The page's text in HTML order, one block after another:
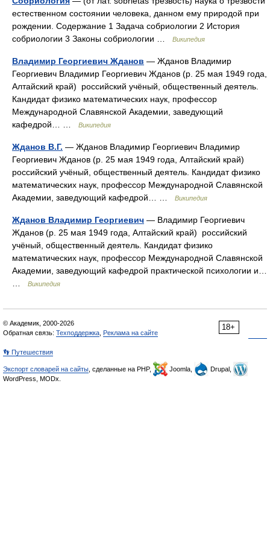
естественном состоянии человека, данном ему природой при
рождении. Содержание 1 Задача собриологии 2 История
собриологии 3 Законы собриологии …
Википедия
Владимир Георгиевич Жданов — Жданов Владимир
Георгиевич Владимир Георгиевич Жданов (р. 25 мая 1949 года,
Алтайский край) российский учёный, общественный деятель.
Кандидат физико математических наук, профессор
Международной Славянской Академии, заведующий
кафедрой… …
Википедия
Жданов В.Г. — Жданов Владимир Георгиевич Владимир
Георгиевич Жданов (р. 25 мая 1949 года, Алтайский край)
российский учёный, общественный деятель. Кандидат физико
математических наук, профессор Международной Славянской
Академии, заведующий кафедрой… …
Википедия
Жданов Владимир Георгиевич — Владимир Георгиевич
Жданов (р. 25 мая 1949 года, Алтайский край) российский
учёный, общественный деятель. Кандидат физико
математических наук, профессор Международной Славянской
Академии, заведующий кафедрой практической психологии и…
Википедия
18+
© Академик, 2000-2026
Обратная связь: Техподдержка Реклама на сайте
👣 Путешествия
Экспорт словарей на сайты , сделанные на PHP, Joomla,
Drupal,
WordPress, MODx.